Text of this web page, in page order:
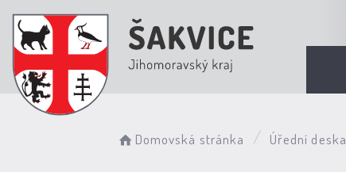
Domovská stránka Úřední deska